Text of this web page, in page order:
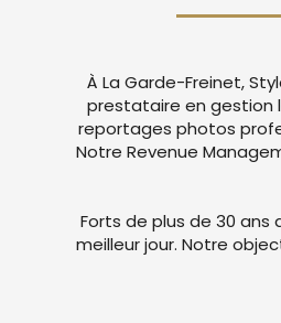
À La Garde-Freinet,
prestataire en gestion
reportages photos
Notre Revenue
Forts de plus de 30
meilleur jour. Notre